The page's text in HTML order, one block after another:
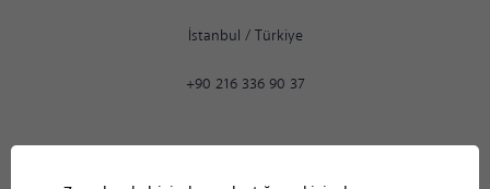
İstanbul / Türkiye
+90 216 336 90 37
Ankara